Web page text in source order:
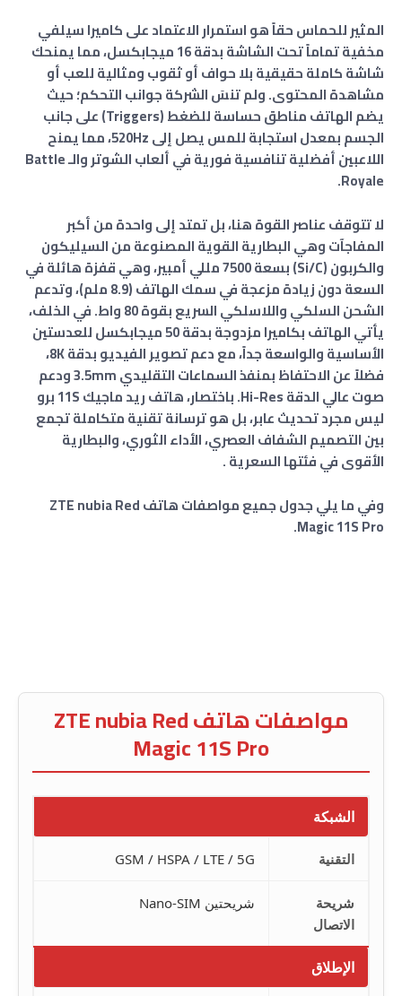
المثير للحماس حقاً هو استمرار الاعتماد على كاميرا سيلفي
مخفية تماماً تحت الشاشة بدقة 16 ميجابكسل، مما يمنحك
شاشة كاملة حقيقية بلا حواف أو ثقوب ومثالية للعب أو
مشاهدة المحتوى. ولم تنسَ الشركة جوانب التحكم؛ حيث
يضم الهاتف مناطق حساسة للضغط (Triggers) على جانب
الجسم بمعدل استجابة للمس يصل إلى 520Hz، مما يمنح
اللاعبين أفضلية تنافسية فورية في ألعاب الشوتر والـ Battle
Royale.
​لا تتوقف عناصر القوة هنا، بل تمتد إلى واحدة من أكبر
المفاجآت وهي البطارية القوية المصنوعة من السيليكون
والكربون (Si/C) بسعة 7500 مللي أمبير، وهي قفزة هائلة في
السعة دون زيادة مزعجة في سمك الهاتف (8.9 ملم)، وتدعم
الشحن السلكي واللاسلكي السريع بقوة 80 واط. في الخلف،
يأتي الهاتف بكاميرا مزدوجة بدقة 50 ميجابكسل للعدستين
الأساسية والواسعة جداً، مع دعم تصوير الفيديو بدقة 8K،
فضلاً عن الاحتفاظ بمنفذ السماعات التقليدي 3.5mm ودعم
صوت عالي الدقة Hi-Res. باختصار، هاتف ريد ماجيك 11S برو
ليس مجرد تحديث عابر، بل هو ترسانة تقنية متكاملة تجمع
بين التصميم الشفاف العصري، الأداء الثوري، والبطارية
الأقوى في فئتها السعرية .
وفي ما يلي جدول جميع مواصفات هاتف ZTE nubia Red
Magic 11S Pro.
مواصفات هاتف ZTE nubia Red
Magic 11S Pro
الشبكة
التقنية GSM / HSPA / LTE / 5G
شريحة
الاتصال
شريحتين Nano-SIM
الإطلاق